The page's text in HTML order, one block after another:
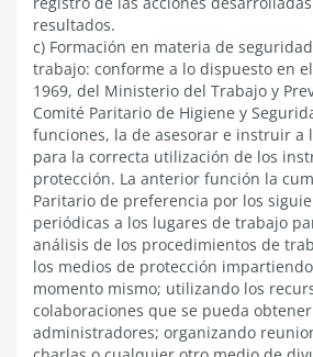
resultados.
c) Formación en materia de
trabajo: conforme a lo dispuesto en el
1969, del Ministerio del Trabajo y
Comité Paritario de Higiene y
funciones, la de asesorar e instruir a
para la correcta utilización de los
protección. La anterior función la
Paritario de preferencia por los
periódicas a los lugares de trabajo
análisis de los procedimientos de
los medios de protección
momento mismo; utilizando los
colaboraciones que se pueda
administradores; organizando